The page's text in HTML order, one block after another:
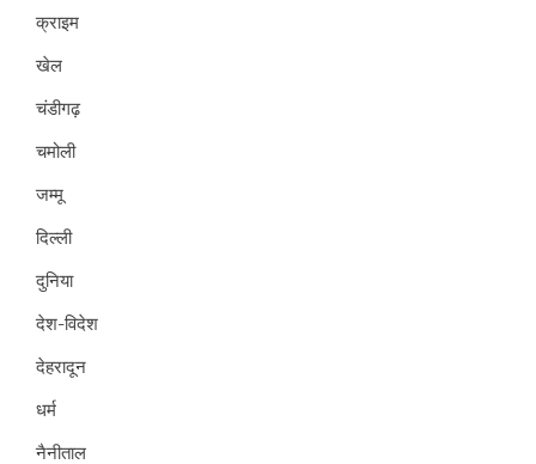
क्राइम
खेल
चंडीगढ़
चमोली
जम्मू
दिल्ली
दुनिया
देश-विदेश
देहरादून
धर्म
नैनीताल